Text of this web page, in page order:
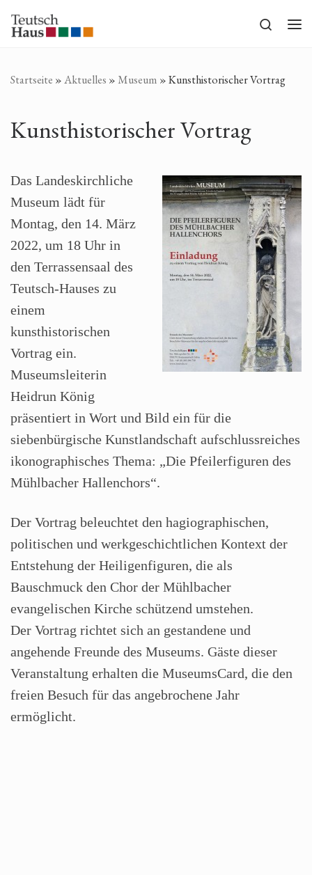
Zum Inhalt springen
Search
Startseite »Aktuelles » Museum »Kunsthistorischer Vortrag
Kunsthistorischer Vortrag
Das Landeskirchliche
Museum lädt für
Montag, den 14. März
2022, um 18 Uhr in
den Terrassensaal des
Teutsch-Hauses zu
einem
kunsthistorischen
Vortrag ein.
Museumsleiterin
Heidrun König
präsentiert in Wort und Bild ein für die
siebenbürgische Kunstlandschaft aufschlussreiches
ikonographisches Thema: „Die Pfeilerfiguren des
Mühlbacher Hallenchors“.
Der Vortrag beleuchtet den hagiographischen,
politischen und werkgeschichtlichen Kontext der
Entstehung der Heiligenfiguren, die als
Bauschmuck den Chor der Mühlbacher
evangelischen Kirche schützend umstehen.
Der Vortrag richtet sich an gestandene und
angehende Freunde des Museums. Gäste dieser
Veranstaltung erhalten die MuseumsCard, die den
freien Besuch für das angebrochene Jahr
ermöglicht.